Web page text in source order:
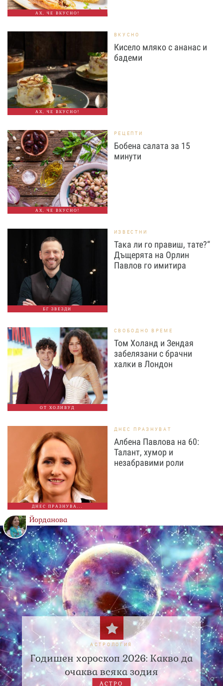
АХ, ЧЕ ВКУСНО!
АХ, ЧЕ ВКУСНО!
ВКУСНО
Кисело мляко с ананас и
бадеми
АХ, ЧЕ ВКУСНО!
РЕЦЕПТИ
Бобена салата за 15
минути
БГ ЗВЕЗДИ
ИЗВЕСТНИ
Така ли го правиш, тате?“
Дъщерята на Орлин
Павлов го имитира
ОТ ХОЛИВУД
СВОБОДНО ВРЕМЕ
Том Холанд и Зендая
забелязани с брачни
халки в Лондон
ДНЕС ПРАЗНУВА...
ДНЕС ПРАЗНУВАТ
Албена Павлова на 60:
Талант, хумор и
незабравими роли
Йорданова
АСТРОЛОГИЯ
Годишен хороскоп 2026: Какво да
очаква всяка зодия
АСТРО